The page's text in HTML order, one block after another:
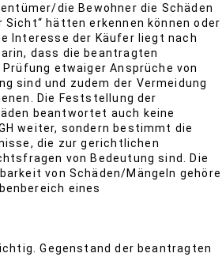
die Bewohner die Schäden
Sicht“ hätten erkennen können oder
Interesse der Käufer liegt nach
dass die beantragten
etwaiger Ansprüche von
sind und zudem der Vermeidung
Die Feststellung der
beantwortet auch keine
weiter, sondern bestimmt die
die zur gerichtlichen
von Bedeutung sind. Die
von Schäden/Mängeln gehöre
eines
Gegenstand der beantragten